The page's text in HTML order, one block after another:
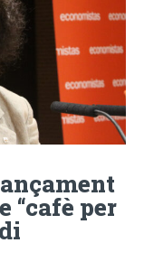
“cafè per